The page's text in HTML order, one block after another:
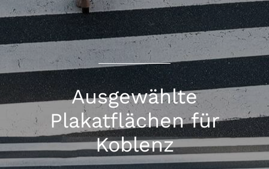
Ausgewählte
Plakatflächen für
Koblenz